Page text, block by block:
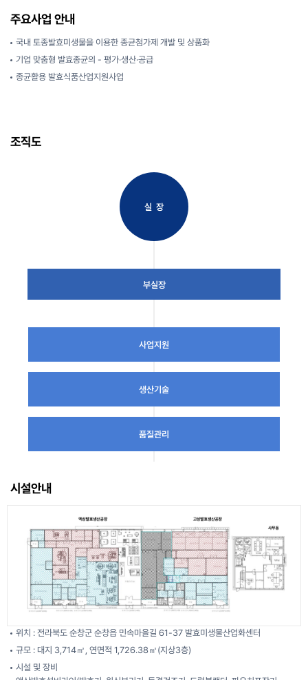
주요사업 안내
국내 토종발효미생물을 이용한 종균첨가제 개발 및 상품화
기업 맞춤형 발효종균의 - 평가·생산·공급
종균활용 발효식품산업지원사업
조직도
실 장
부실장
사업지원
생산기술
품질관리
시설안내
위치 : 전라북도 순창군 순창읍 민속마을길 61-37 발효미생물산업화센터
규모 : 대지 3,714㎡, 연면적 1,726.38㎡(지상3층)
시설 및 장비